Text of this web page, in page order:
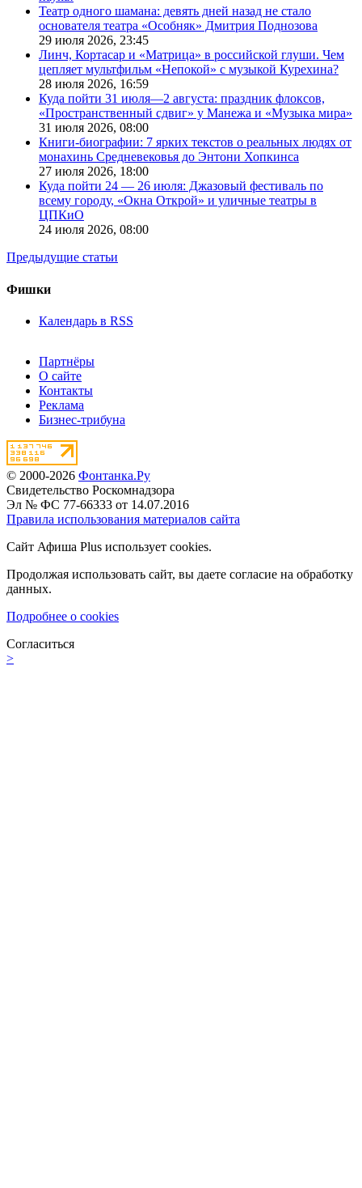
Театр одного шамана: девять дней назад не стало
основателя театра «Особняк» Дмитрия Поднозова
29 июля 2026, 23:45
Линч, Кортасар и «Матрица» в российской глуши. Чем
цепляет мультфильм «Непокой» с музыкой Курехина?
28 июля 2026, 16:59
Куда пойти 31 июля—2 августа: праздник флоксов,
«Пространственный сдвиг» у Манежа и «Музыка мира»
31 июля 2026, 08:00
Книги-биографии: 7 ярких текстов о реальных людях от
монахинь Средневековья до Энтони Хопкинса
27 июля 2026, 18:00
Куда пойти 24 — 26 июля: Джазовый фестиваль по
всему городу, «Окна Открой» и уличные театры в
ЦПКиО
24 июля 2026, 08:00
Предыдущие статьи
Фишки
Календарь в RSS
Партнёры
О сайте
Контакты
Реклама
Бизнес-трибуна
© 2000-2026 Фонтанка.Ру
Свидетельство Роскомнадзора
Эл № ФС 77-66333 от 14.07.2016
Правила использования материалов сайта
Сайт Афиша Plus использует cookies.
Продолжая использовать сайт, вы даете согласие на обработку
данных.
Подробнее о cookies
Согласиться
>